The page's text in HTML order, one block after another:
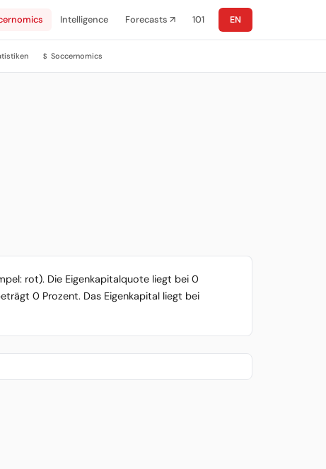
Intelligence Forecasts ↗ 101 EN
$ Soccernomics
rot). Die Eigenkapitalquote liegt bei 0
0 Prozent. Das Eigenkapital liegt bei